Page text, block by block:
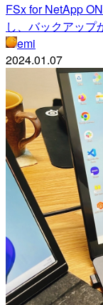
FSx for NetApp
し、バックアップ
emi
2024.01.07